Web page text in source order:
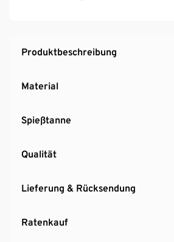
auch auf unebenen Flächen
Produktbeschreibung
Material
Spießtanne
Qualität
Lieferung & Rücksendung
Ratenkauf